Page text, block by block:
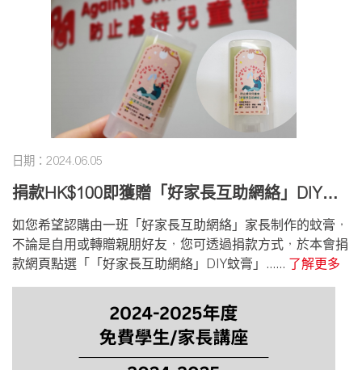
日期：2024.06.05
捐款HK$100即獲贈「好家長互助網絡」DIY蚊
如您希望認購由一班「好家長互助網絡」家長制作的蚊膏，
不論是自用或轉贈親朋好友，您可透過捐款方式，於本會捐
款網頁點選「「好家長互助網絡」DIY蚊膏」...... 了解更多